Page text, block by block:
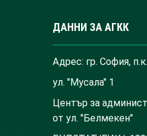
ДАННИ ЗА АГКК
Адрес: гр. София,
ул. "Мусала" 1
Център за
от ул. "Белмекен"